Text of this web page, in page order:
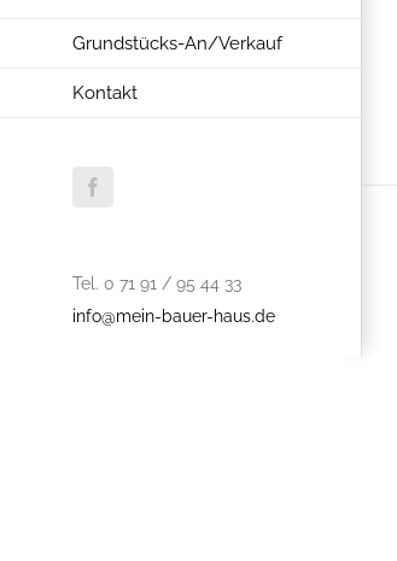
Grundstücks-An/Verkauf
Kontakt
Facebook
Tel. 0 71 91 / 95 44 33
info@mein-bauer-haus.de